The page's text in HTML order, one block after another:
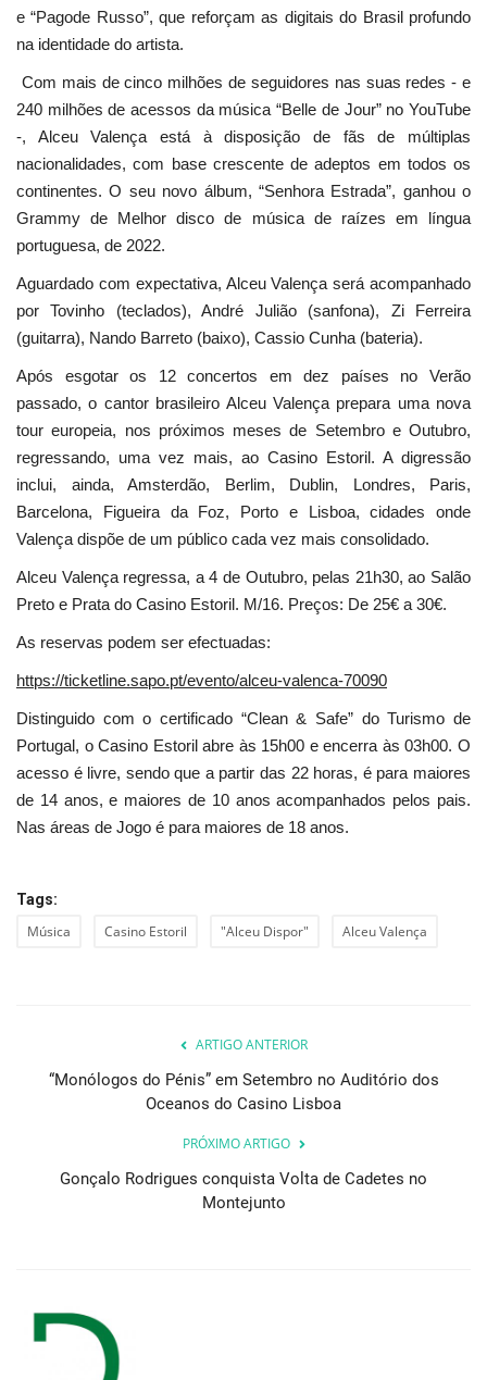
e “Pagode Russo”, que reforçam as digitais do Brasil profundo
na identidade do artista.
Com mais de cinco milhões de seguidores nas suas redes - e
240 milhões de acessos da música “Belle de Jour” no YouTube
-, Alceu Valença está à disposição de fãs de múltiplas
nacionalidades, com base crescente de adeptos em todos os
continentes. O seu novo álbum, “Senhora Estrada”, ganhou o
Grammy de Melhor disco de música de raízes em língua
portuguesa, de 2022.
Aguardado com expectativa, Alceu Valença será acompanhado
por Tovinho (teclados), André Julião (sanfona), Zi Ferreira
(guitarra), Nando Barreto (baixo), Cassio Cunha (bateria).
Após esgotar os 12 concertos em dez países no Verão
passado, o cantor brasileiro Alceu Valença prepara uma nova
tour europeia, nos próximos meses de Setembro e Outubro,
regressando, uma vez mais, ao Casino Estoril. A digressão
inclui, ainda, Amsterdão, Berlim, Dublin, Londres, Paris,
Barcelona, Figueira da Foz, Porto e Lisboa, cidades onde
Valença dispõe de um público cada vez mais consolidado.
Alceu Valença regressa, a 4 de Outubro, pelas 21h30, ao Salão
Preto e Prata do Casino Estoril. M/16. Preços: De 25€ a 30€.
As reservas podem ser efectuadas:
https://ticketline.sapo.pt/evento/alceu-valenca-70090
Distinguido com o certificado “Clean & Safe” do Turismo de
Portugal, o Casino Estoril abre às 15h00 e encerra às 03h00. O
acesso é livre, sendo que a partir das 22 horas, é para maiores
de 14 anos, e maiores de 10 anos acompanhados pelos pais.
Nas áreas de Jogo é para maiores de 18 anos.
Tags:
Música Casino Estoril "Alceu Dispor" Alceu Valença
ARTIGO ANTERIOR
“Monólogos do Pénis” em Setembro no Auditório dos
Oceanos do Casino Lisboa
PRÓXIMO ARTIGO
Gonçalo Rodrigues conquista Volta de Cadetes no
Montejunto